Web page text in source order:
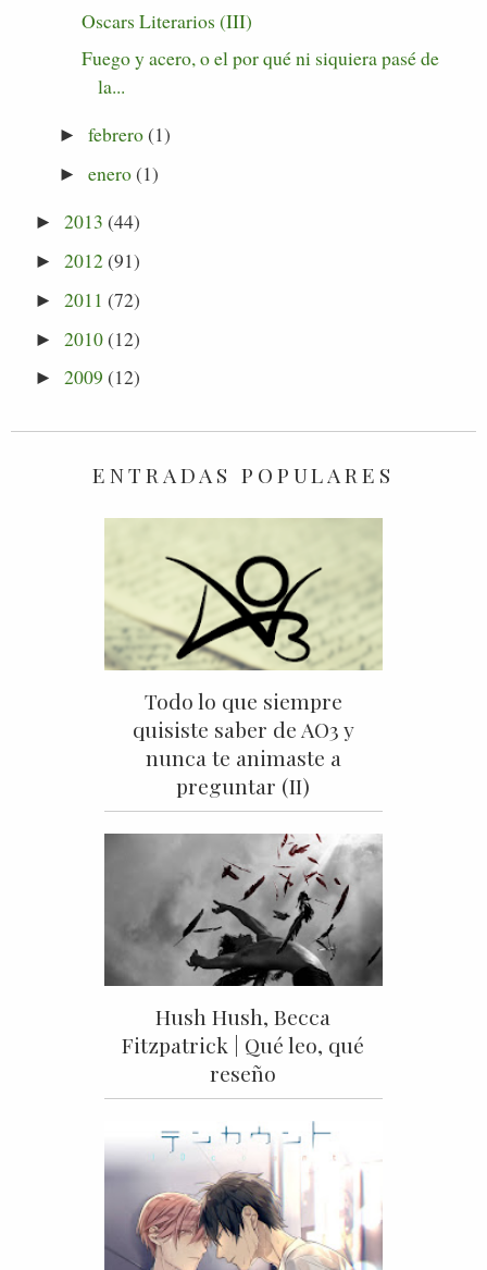
Oscars Literarios (III)
Fuego y acero, o el por qué ni siquiera pasé de
la...
► febrero(1)
► enero(1)
►2013 (44)
►2012(91)
►2011 (72)
►2010(12)
►2009 (12)
ENTRADAS POPULARES
Todo lo que siempre
quisiste saber de AO3 y
nunca te animaste a
preguntar (II)
Hush Hush, Becca
Fitzpatrick | Qué leo, qué
reseño